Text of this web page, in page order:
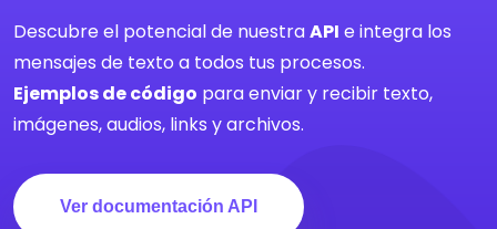
Descubre­ el potencial de nuestraAPI e integra los
mensajes de texto a todos tus procesos.
Ejemplos de código para enviar y recibir texto,
imágenes, audios, links y archivos.
Ver documentación API